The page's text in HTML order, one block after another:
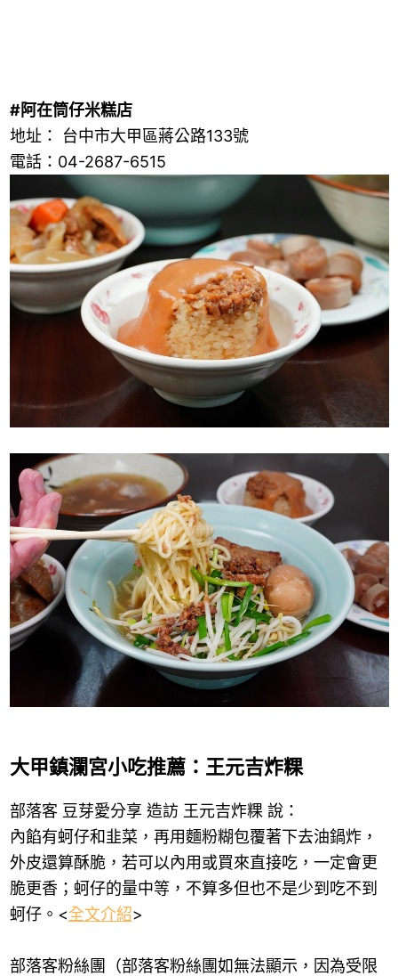
#阿在筒仔米糕店
地址： 台中市大甲區蔣公路133號
電話：04-2687-6515
大甲鎮瀾宮小吃推薦：王元吉炸粿
部落客 豆芽愛分享 造訪 王元吉炸粿 說：
內餡有蚵仔和韭菜，再用麵粉糊包覆著下去油鍋炸，
外皮還算酥脆，若可以內用或買來直接吃，一定會更
脆更香；蚵仔的量中等，不算多但也不是少到吃不到
蚵仔。<全文介紹>
部落客粉絲團（部落客粉絲團如無法顯示，因為受限